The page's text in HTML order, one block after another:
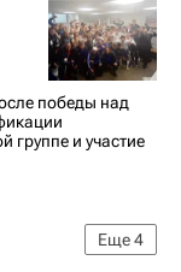
победы над
группе и участие
Еще4